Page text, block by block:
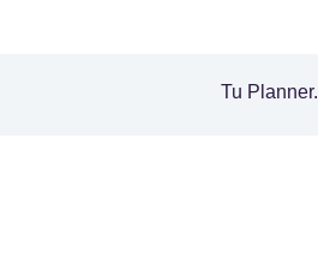
Tu Planner.